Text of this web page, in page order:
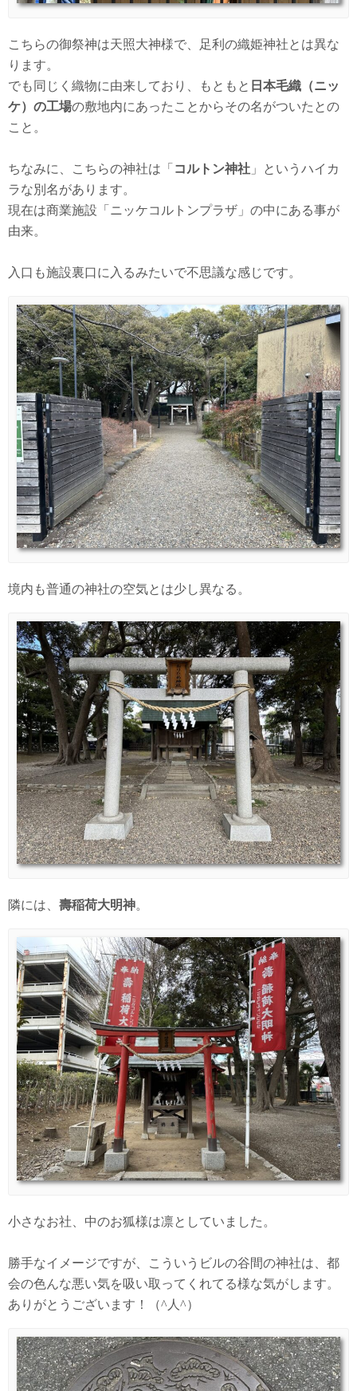
こちらの御祭神は天照大神様で、足利の織姫神社とは異な
ります。
でも同じく織物に由来しており、もともと 日本毛織（ニッ
ケ）の工場の敷地内にあったことからその名がついたとの
こと。
ちなみに、こちらの神社は「 コルトン神社 」というハイカ
ラな別名があります。
現在は商業施設「ニッケコルトンプラザ」の中にある事が
由来。
入口も施設裏口に入るみたいで不思議な感じです。
境内も普通の神社の空気とは少し異なる。
隣には、 壽稲荷大明神。
小さなお社、中のお狐様は凛としていました。
勝手なイメージですが、こういうビルの谷間の神社は、都
会の色んな悪い気を吸い取ってくれてる様な気がします。
ありがとうございます！（^人^）